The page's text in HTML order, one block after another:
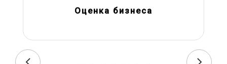
Оценка бизнеса